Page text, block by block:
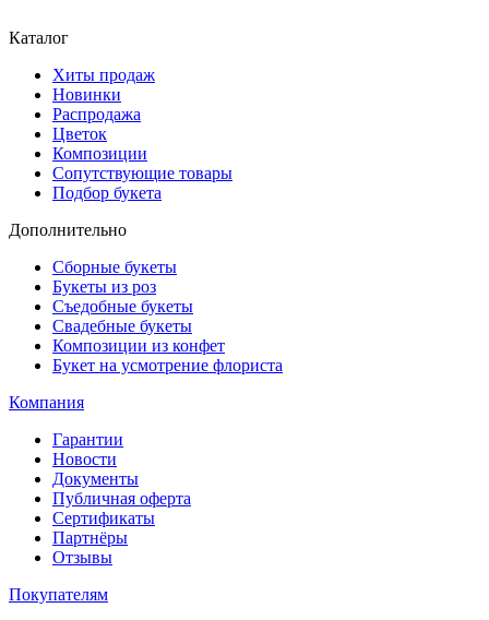
Каталог
Хиты продаж
Новинки
Распродажа
Цветок
Композиции
Сопутствующие товары
Подбор букета
Дополнительно
Сборные букеты
Букеты из роз
Съедобные букеты
Свадебные букеты
Композиции из конфет
Букет на усмотрение флориста
Компания
Гарантии
Новости
Документы
Публичная оферта
Сертификаты
Партнёры
Отзывы
Покупателям